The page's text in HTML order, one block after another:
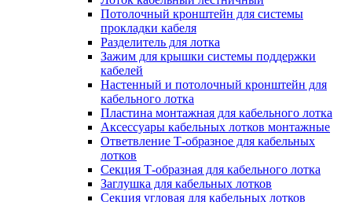
Потолочный кронштейн для системы
прокладки кабеля
Разделитель для лотка
Зажим для крышки системы поддержки
кабелей
Настенный и потолочный кронштейн для
кабельного лотка
Пластина монтажная для кабельного лотка
Аксессуары кабельных лотков монтажные
Ответвление Т-образное для кабельных
лотков
Секция Т-образная для кабельного лотка
Заглушка для кабельных лотков
Секция угловая для кабельных лотков